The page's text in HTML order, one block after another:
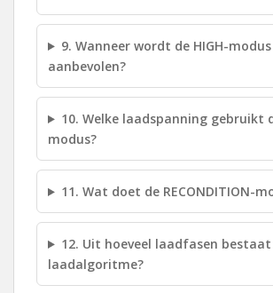
9. Wanneer wordt de HIGH-modus
aanbevolen?
10. Welke laadspanning gebruikt
modus?
11. Wat doet de RECONDITION-
12. Uit hoeveel laadfasen
laadalgoritme?